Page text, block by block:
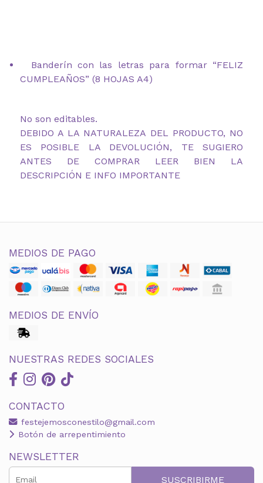
Banderín con las letras para formar “FELIZ
CUMPLEAÑOS” (8 HOJAS A4)
No son editables.
DEBIDO A LA NATURALEZA DEL PRODUCTO, NO
ES POSIBLE LA DEVOLUCIÓN, TE SUGIERO
ANTES DE COMPRAR LEER BIEN LA
DESCRIPCIÓN E INFO IMPORTANTE
MEDIOS DE PAGO
MEDIOS DE ENVÍO
NUESTRAS REDES SOCIALES
CONTACTO
festejemosconestilo@gmail.com
Botón de arrepentimiento
NEWSLETTER
SUSCRIBIRME